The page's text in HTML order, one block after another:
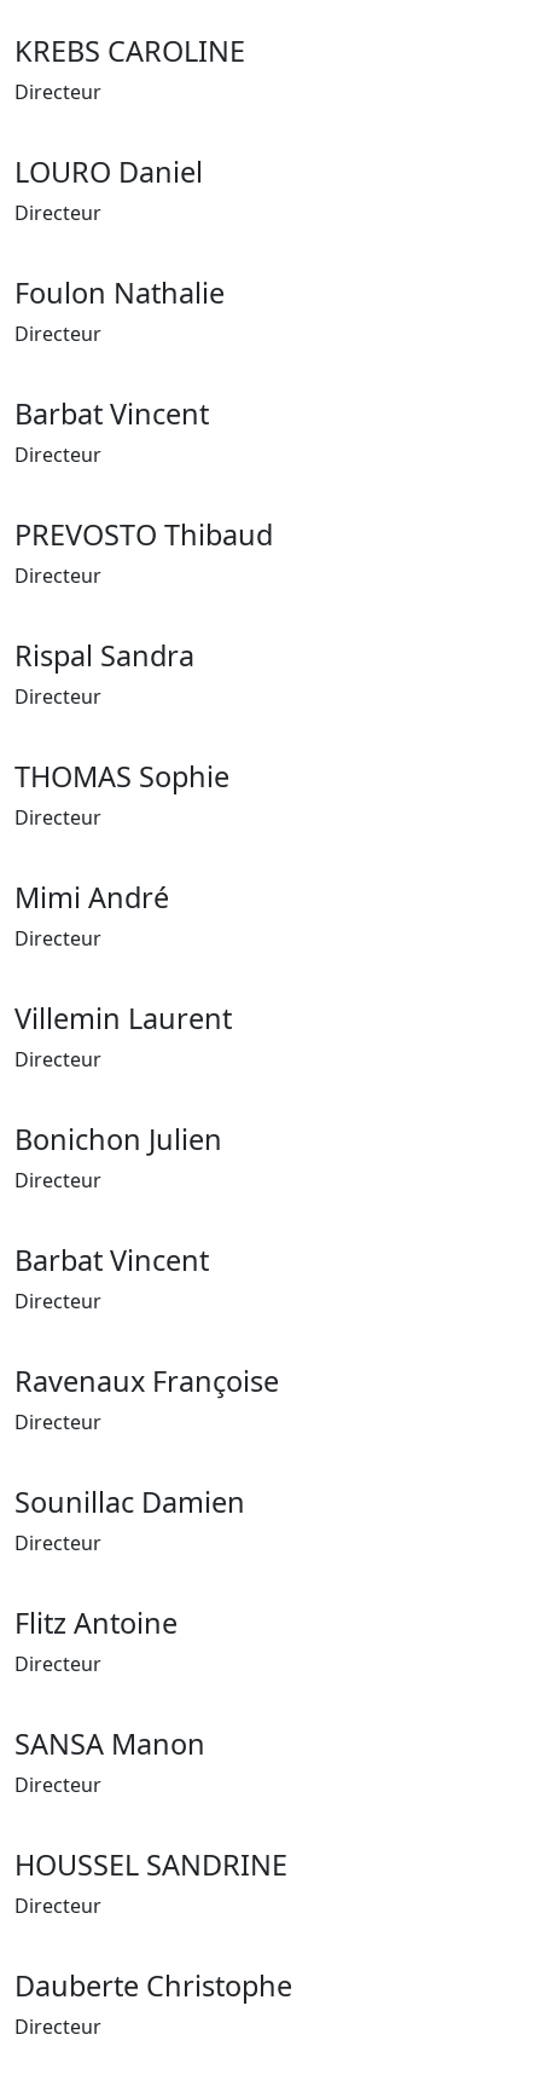
KREBS CAROLINE
Directeur
LOURO Daniel
Directeur
Foulon Nathalie
Directeur
Barbat Vincent
Directeur
PREVOSTO Thibaud
Directeur
Rispal Sandra
Directeur
THOMAS Sophie
Directeur
Mimi André
Directeur
Villemin Laurent
Directeur
Bonichon Julien
Directeur
Barbat Vincent
Directeur
Ravenaux Françoise
Directeur
Sounillac Damien
Directeur
Flitz Antoine
Directeur
SANSA Manon
Directeur
HOUSSEL SANDRINE
Directeur
Dauberte Christophe
Directeur